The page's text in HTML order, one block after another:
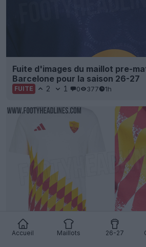
Accueil Maillots 26-27
Fuite d'images du maillot pre-
Barcelone pour la saison 26-27
FUITE 2 1 0 377 1h
Fuite d'un maillot rétro Adidas